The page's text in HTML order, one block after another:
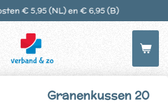
€ 5,95 (NL) en € 6,95 (B)
Granenkussen 20